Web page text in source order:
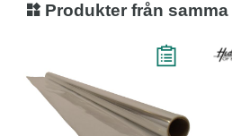
Produkter från